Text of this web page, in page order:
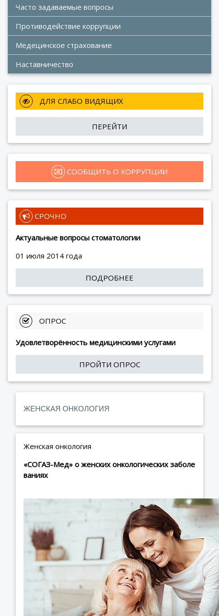
Часто задаваемые вопросы
Противодействие коррупции
Медецинское страхование
Наставничество
ДЛЯ СЛАБО ВИДЯЩИХ
ПЕРЕЙТИ
СООБЩИТЬ О КОРРУПЦИИ
СРОЧНО
Актуальные вопросы стоматологии
01 июля 2014 года
ПОДРОБНЕЕ
ОПРОС
Удовлетворённость медицинскими услугами
ПРОЙТИ ОПРОС
ЖЕНСКАЯ ОНКОЛОГИЯ
Женская онкология
«СОГАЗ-Мед» о женских онкологических заболе
ваниях